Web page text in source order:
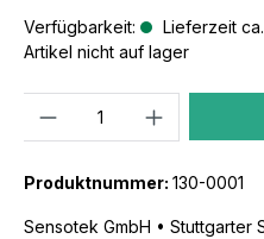
Verfügbarkeit:
Lieferzeit
Artikel nicht auf lager
Produktnummer: 130-0001
Sensotek GmbH • Stuttgarter